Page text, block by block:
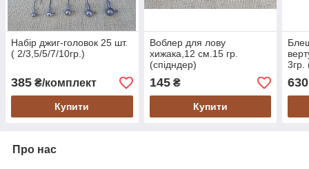
Набір джиг-головок 25 шт.
( 2/3,5/5/7/10гр.)
385 ₴/комплект
Купити
Воблер для лову
хижака,12 см.15 гр.
(спідндер)
145₴
Купити
3гр.
630
Про нас